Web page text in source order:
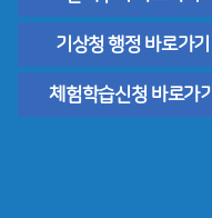
기상청 행정 바로가기
체험학습신청 바로가기